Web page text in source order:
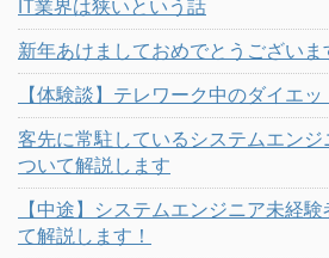
IT業界は狭いという話
新年あけましておめでとうございま
【体験談】テレワーク中のダイエ
客先に常駐しているシステムエン
ついて解説します
【中途】システムエンジニア未経
て解説します！